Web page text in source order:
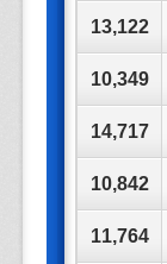
13,122
10,349
14,717
10,842
11,764